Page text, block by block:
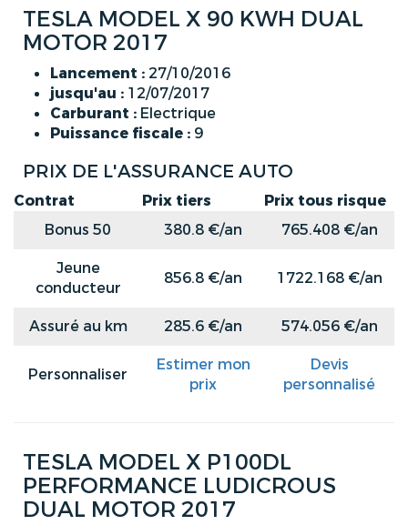
TESLA MODEL X 90 KWH DUAL
MOTOR 2017
Lancement : 27/10/2016
jusqu'au : 12/07/2017
Carburant : Electrique
Puissance fiscale : 9
PRIX DE L'ASSURANCE AUTO
Contrat Prix tiers
Prix tous risque
Bonus 50
380.8 €/an
765.408 €/an
Jeune
conducteur
856.8 €/an 1722.168 €/an
Assuré au km 285.6 €/an 574.056 €/an
Personnaliser
Estimer mon
prix
Devis
personnalisé
TESLA MODEL X P100DL
PERFORMANCE LUDICROUS
DUAL MOTOR 2017